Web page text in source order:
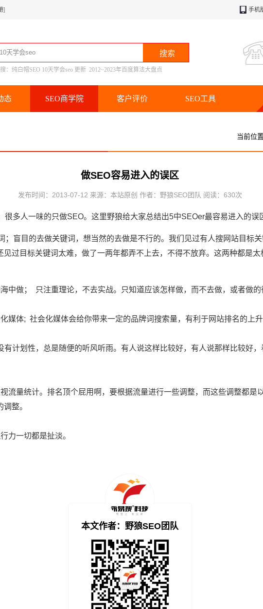
] 手机
： 纯白帽SEO 10天学会seo 更新 2012~2023年百度算法大盘点
态 SEO商学院 客户评价 SEO工具
当前位置
做SEO容易进入的误区
发布时间：2013-07-12 来源：本站原创 作者：野狼SEO团队 阅读： 630次
很多人一味的只做SEO。这里野狼给大家总结出5中SEOer最容易进入的误
；盲目的去做关键词，想当然的去做是不行的。我们见过有人搜网站目标
见过目标关键词太难，做了一两年都弄不上去，不得不放弃。这两种都是
中做； 只注重理论，不去实战。只知道应该怎样做，而不去做，或者做的
媒体; 社会化媒体会给你带来一定的品牌词搜索量，有利于网站排名的上升
计划性，总是随便的听风听雨。有人说这样比较好，有人说那样比较好，
流量统计。排名顶个屁用啊，要根据流量进行一些调整，而这些调整都是
整。
力一切都是扯淡。
本文作者：野狼SEO团队